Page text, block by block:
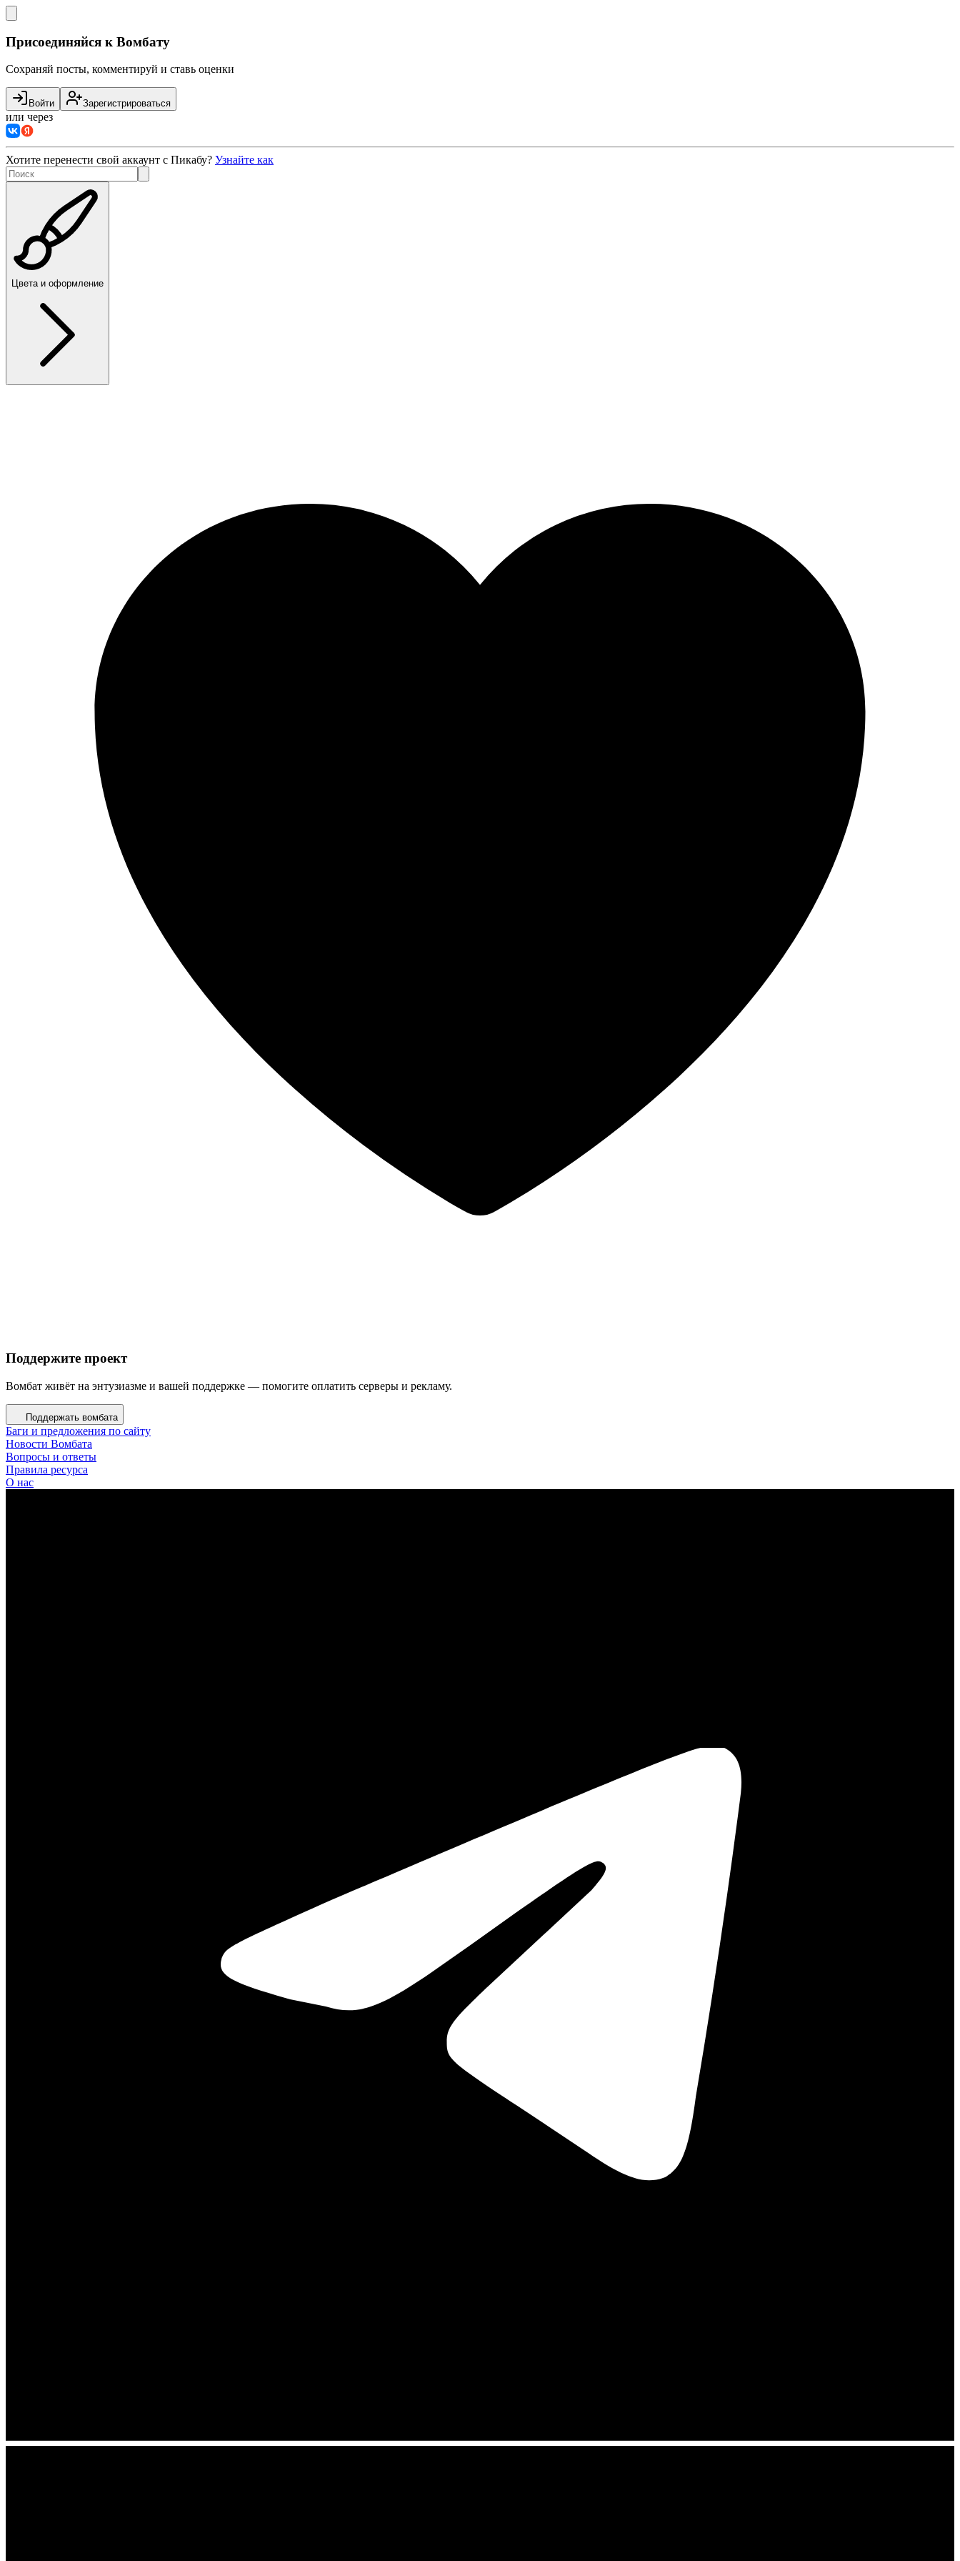
Присоединяйся к Вомбату
Сохраняй посты, комментируй и ставь оценки
Войти Зарегистрироваться
или через
Хотите перенести свой аккаунт с Пикабу? Узнайте как
Цвета и оформление
Поддержите проект
Вомбат живёт на энтузиазме и вашей поддержке — помогите оплатить серверы и рекламу.
Поддержать вомбата
Баги и предложения по сайту
Новости Вомбата
Вопросы и ответы
Правила ресурса
О нас